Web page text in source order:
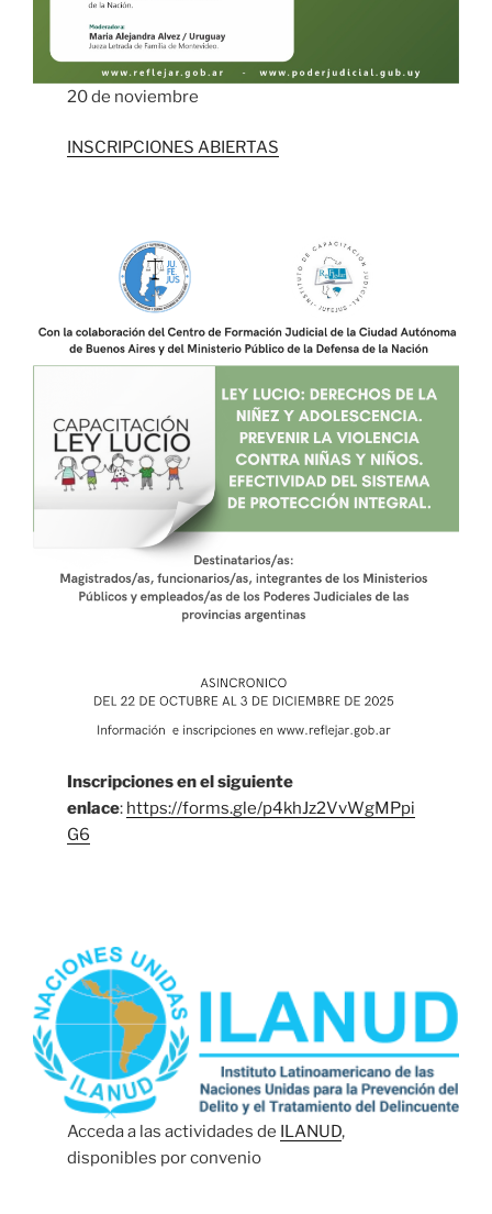
20 de noviembre
INSCRIPCIONES ABIERTAS
Inscripciones en el siguiente
enlace: https://forms.gle/p4khJz2VvWgMPpi
G6
Acceda a las actividades de ILANUD,
disponibles por convenio